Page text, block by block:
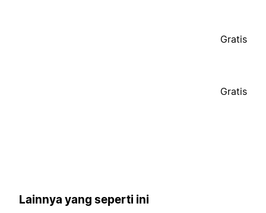
Gratis
Gratis
Lainnya yang seperti ini